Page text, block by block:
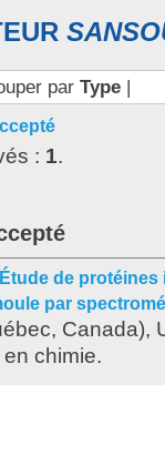
par Type|
: 1.
de
par
Canada),
chimie.